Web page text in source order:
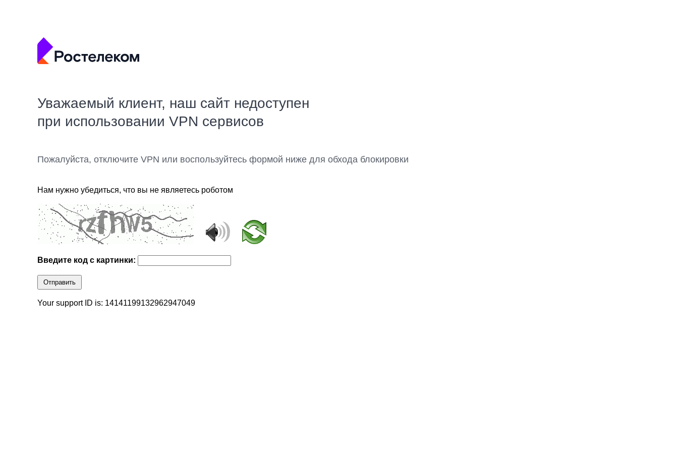
Уважаемый клиент, наш сайт недоступен
при использовании VPN сервисов
Пожалуйста, отключите VPN или воспользуйтесь формой ниже для обхода блокировки
Нам нужно убедиться, что вы не являетесь роботом
Введите код с картинки:
Отправить
Your support ID is: 14141199132962947049